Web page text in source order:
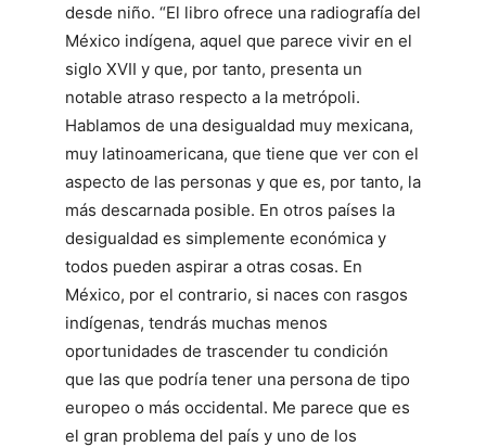
desde niño. “El libro ofrece una radiografía del
México indígena, aquel que parece vivir en el
siglo XVII y que, por tanto, presenta un
notable atraso respecto a la metrópoli.
Hablamos de una desigualdad muy mexicana,
muy latinoamericana, que tiene que ver con el
aspecto de las personas y que es, por tanto, la
más descarnada posible. En otros países la
desigualdad es simplemente económica y
todos pueden aspirar a otras cosas. En
México, por el contrario, si naces con rasgos
indígenas, tendrás muchas menos
oportunidades de trascender tu condición
que las que podría tener una persona de tipo
europeo o más occidental. Me parece que es
el gran problema del país y uno de los